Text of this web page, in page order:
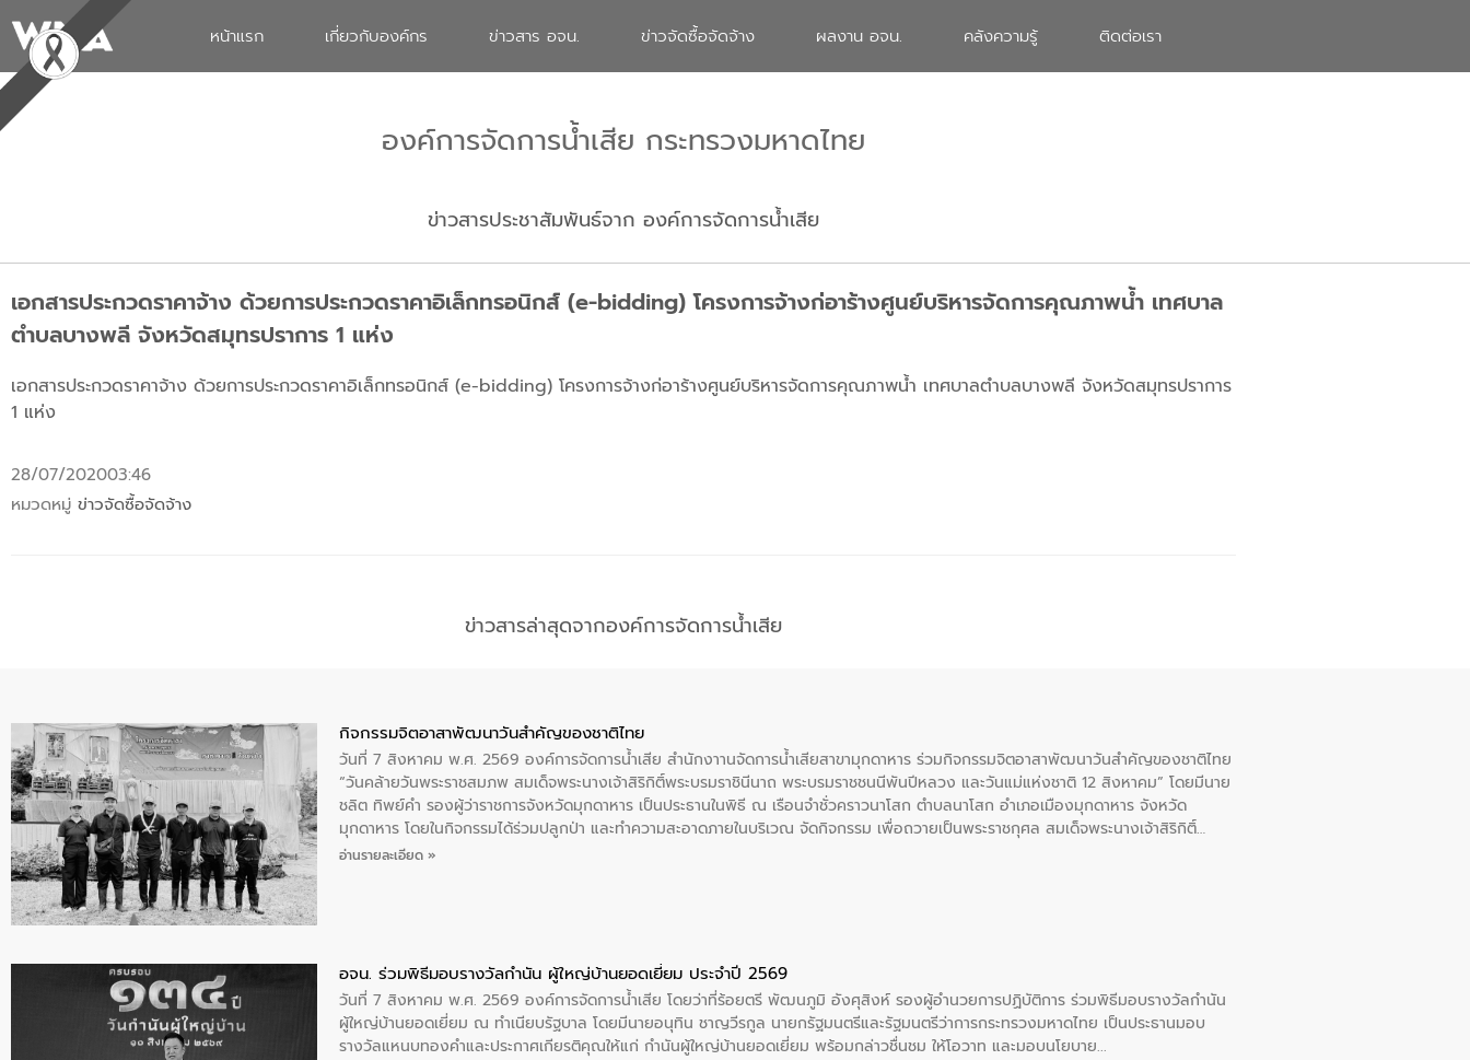
หน้าแรก เกี่ยวกับองค์กร ข่าวสาร อจน. ข่าวจัดซื้อจัดจ้าง ผลงาน อจน. คลังความรู้ ติดต่อเรา
องค์การจัดการน้ำเสีย กระทรวงมหาดไทย
ข่าวสารประชาสัมพันธ์จาก องค์การจัดการน้ำเสีย
เอกสารประกวดราคาจ้าง ด้วยการประกวดราคาอิเล็กทรอนิกส์ (e-bidding) โครงการจ้างก่อาร้างศูนย์บริหารจัดการคุณภาพน้ำ เทศบาล
ตำบลบางพลี จังหวัดสมุทรปราการ 1 แห่ง
เอกสารประกวดราคาจ้าง ด้วยการประกวดราคาอิเล็กทรอนิกส์ (e-bidding) โครงการจ้างก่อาร้างศูนย์บริหารจัดการคุณภาพน้ำ เทศบาลตำบลบางพลี จังหวัดสมุทรปราการ
1 แห่ง
28/07/202003:46
หมวดหมู่ ข่าวจัดซื้อจัดจ้าง
ข่าวสารล่าสุดจากองค์การจัดการน้ำเสีย
กิจกรรมจิตอาสาพัฒนาวันสําคัญของชาติไทย
วันที่ 7 สิงหาคม พ.ศ. 2569 องค์การจัดการน้ำเสีย สำนักงาานจัดการน้ำเสียสาขามุกดาหาร ร่วมกิจกรรมจิตอาสาพัฒนาวันสําคัญของชาติไทย
“วันคล้ายวันพระราชสมภพ สมเด็จพระนางเจ้าสิริกิติ์พระบรมราชินีนาถ พระบรมราชชนนีพันปีหลวง และวันแม่แห่งชาติ 12 สิงหาคม” โดยมีนาย
ชลิต ทิพย์คำ รองผู้ว่าราชการจังหวัดมุกดาหาร เป็นประธานในพิธี ณ เรือนจําชั่วคราวนาโสก ตําบลนาโสก อําเภอเมืองมุกดาหาร จังหวัด
มุกดาหาร โดยในกิจกรรมได้ร่วมปลูกป่า และทําความสะอาดภายในบริเวณ จัดกิจกรรม เพื่อถวายเป็นพระราชกุศล สมเด็จพระนางเจ้าสิริกิติ์
พระบรมราชินีนาถ พระบรมราชชนนีพันปีหลวง พร้อมถวายสัจปฏิญาณ ทำความดีด้วยหัวใจ
อ่านรายละเอียด »
อจน. ร่วมพิธีมอบรางวัลกำนัน ผู้ใหญ่บ้านยอดเยี่ยม ประจำปี 2569
วันที่ 7 สิงหาคม พ.ศ. 2569 องค์การจัดการน้ำเสีย โดยว่าที่ร้อยตรี พัฒนภูมิ อังศุสิงห์ รองผู้อำนวยการปฏิบัติการ ร่วมพิธีมอบรางวัลกำนัน
ผู้ใหญ่บ้านยอดเยี่ยม ณ ทำเนียบรัฐบาล โดยมีนายอนุทิน ชาญวีรกูล นายกรัฐมนตรีและรัฐมนตรีว่าการกระทรวงมหาดไทย เป็นประธานมอบ
รางวัลแหนบทองคำและประกาศเกียรติคุณให้แก่ กำนันผู้ใหญ่บ้านยอดเยี่ยม พร้อมกล่าวชื่นชม ให้โอวาท และมอบนโยบาย